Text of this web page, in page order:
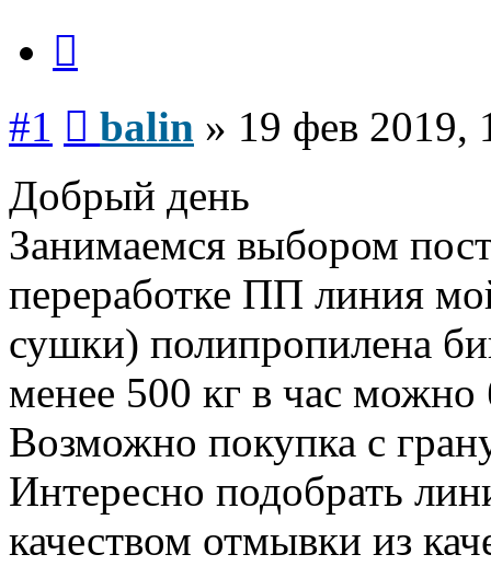
#1 balin » 19 фев 2019,
Добрый день
Занимаемся выбором
переработке ПП линия
сушки) полипропилена
менее 500 кг в час
Возможно покупка с
Интересно подобрать
качеством отмывки из